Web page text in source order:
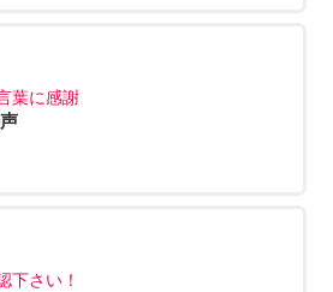
葉に感謝
下さい！